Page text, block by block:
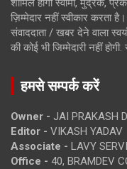
शामिल होगी स्वामी, मुद्रक,
ज़िम्मेदार नहीं स्वीकार करता
संवाददाता / खबर देने वाला
की कोई भी जिम्मेदारी नहीं होगी.
हमसे सम्पर्क करें
Owner - JAI PRAKASH
Editor - VIKASH YADAV
Associate - LAVY
Office - 40, BRAMDEV